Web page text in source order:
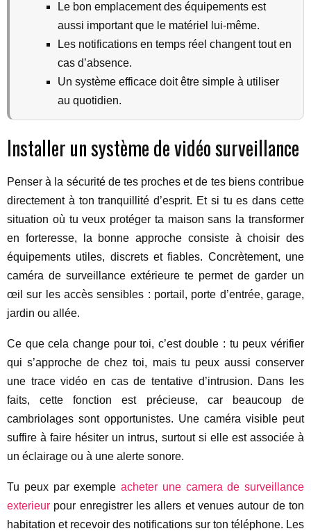
Le bon emplacement des équipements est
aussi important que le matériel lui-même.
Les notifications en temps réel changent tout en
cas d’absence.
Un système efficace doit être simple à utiliser
au quotidien.
Installer un système de vidéo surveillance
Penser à la sécurité de tes proches et de tes biens contribue
directement à ton tranquillité d’esprit. Et si tu es dans cette
situation où tu veux protéger ta maison sans la transformer
en forteresse, la bonne approche consiste à choisir des
équipements utiles, discrets et fiables. Concrètement, une
caméra de surveillance extérieure te permet de garder un
œil sur les accès sensibles : portail, porte d’entrée, garage,
jardin ou allée.
Ce que cela change pour toi, c’est double : tu peux vérifier
qui s’approche de chez toi, mais tu peux aussi conserver
une trace vidéo en cas de tentative d’intrusion. Dans les
faits, cette fonction est précieuse, car beaucoup de
cambriolages sont opportunistes. Une caméra visible peut
suffire à faire hésiter un intrus, surtout si elle est associée à
un éclairage ou à une alerte sonore.
Tu peux par exemple acheter une camera de surveillance
exterieur pour enregistrer les allers et venues autour de ton
habitation et recevoir des notifications sur ton téléphone. Les